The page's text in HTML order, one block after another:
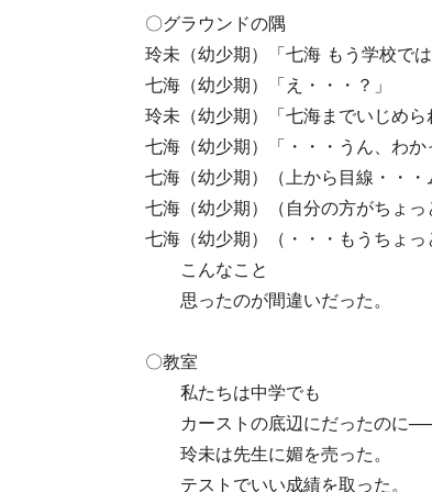
〇グラウンドの隅
玲未（幼少期）「七海 もう学校で
七海（幼少期）「え・・・？」
玲未（幼少期）「七海までいじめら
七海（幼少期）「・・・うん、わか
七海（幼少期）（上から目線・・・
七海（幼少期）（自分の方がちょっ
七海（幼少期）（・・・もうちょっ
こんなこと
思ったのが間違いだった。
〇教室
私たちは中学でも
カーストの底辺にだったのに──
玲未は先生に媚を売った。
テストでいい成績を取った。